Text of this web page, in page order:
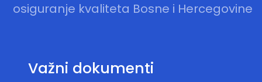
osiguranje kvaliteta Bosne i Hercegovine
Važni dokumenti